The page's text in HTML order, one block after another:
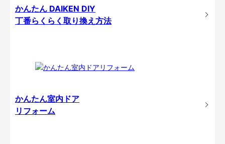
かんたん DAIKEN DIY
丁番らくらく取り換え方法
かんたん室内ドア
リフォーム